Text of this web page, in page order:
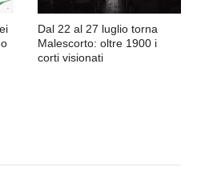
Dal 22 al 27 luglio torna
Malescorto: oltre 1900 i
corti visionati